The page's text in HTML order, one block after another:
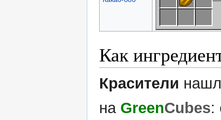
Как
Красители
на GreenCubes: